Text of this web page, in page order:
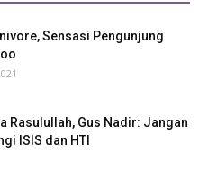
Sensasi Pengunjung
Rasulullah, Gus Nadir: Jangan
ISIS dan HTI